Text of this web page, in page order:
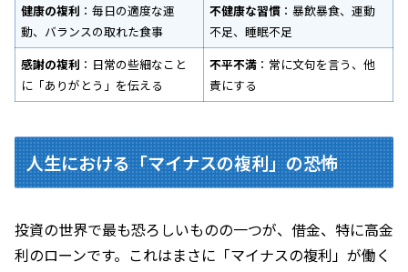
健康の複利 ：毎日の適度な運
動、バランスの取れた食事
不健康な習慣 ：暴飲暴食、運動
不足、睡眠不足
感謝の複利 ：日常の些細なこと
に「ありがとう」を伝える
不平不満 ：常に文句を言う、他
責にする
人生における「マイナスの複利」の恐怖
投資の世界で最も恐ろしいものの一つが、借金、特に高金
利のローンです。これはまさに「マイナスの複利」が働く